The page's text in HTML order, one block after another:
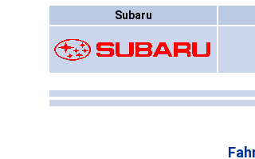
Subaru